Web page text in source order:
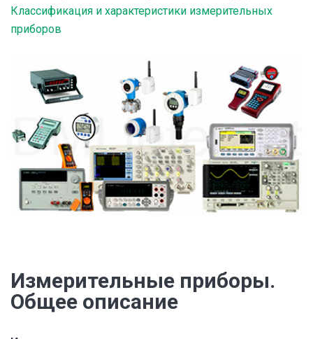
Классификация и характеристики измерительных
приборов
Измерительные приборы.
Общее описание